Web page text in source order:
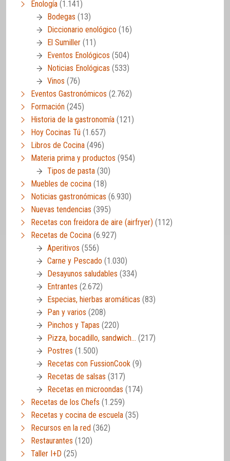
Enología (1.141)
Bodegas (13)
Diccionario enológico (16)
El Sumiller (11)
Eventos Enológicos (504)
Noticias Enológicas (533)
Vinos (76)
Eventos Gastronómicos (2.762)
Formación (245)
Historia de la gastronomía (121)
Hoy Cocinas Tú (1.657)
Libros de Cocina (496)
Materia prima y productos (954)
Tipos de pasta (30)
Muebles de cocina (18)
Noticias gastronómicas (6.930)
Nuevas tendencias (395)
Recetas con freidora de aire (airfryer) (112)
Recetas de Cocina (6.927)
Aperitivos (556)
Carne y Pescado (1.030)
Desayunos saludables (334)
Entrantes (2.672)
Especias, hierbas aromáticas (83)
Pan y varios (208)
Pinchos y Tapas (220)
Pizza, bocadillo, sandwich… (217)
Postres (1.500)
Recetas con FussionCook (9)
Recetas de salsas (317)
Recetas en microondas (174)
Recetas de los Chefs (1.259)
Recetas y cocina de escuela (35)
Recursos en la red (362)
Restaurantes (120)
Taller I+D (25)